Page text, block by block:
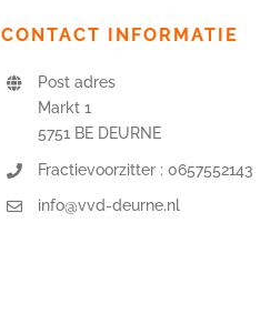
CONTACT INFORMATIE
Post adres
Markt 1
5751 BE DEURNE
Fractievoorzitter : 0657552143
info@vvd-deurne.nl